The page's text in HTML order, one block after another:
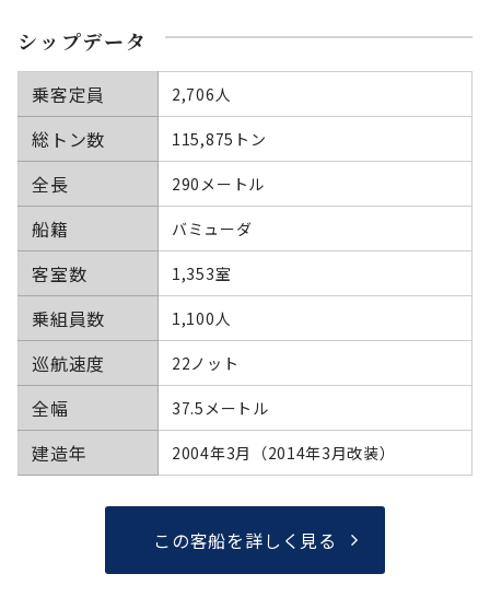
シップデータ
乗客定員 2,706人
総トン数 115,875トン
全長 290メートル
船籍 バミューダ
客室数 1,353室
乗組員数 1,100人
巡航速度 22ノット
全幅 37.5メートル
建造年 2004年3月（2014年3月改装）
この客船を詳しく見る